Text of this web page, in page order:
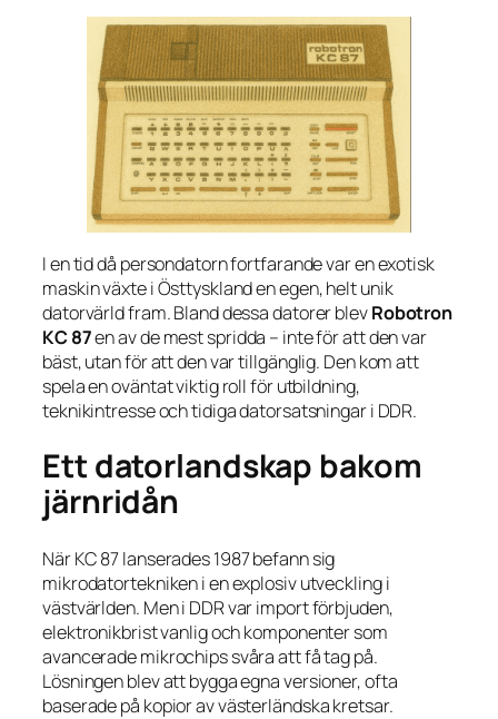
I en tid då persondatorn fortfarande var en exotisk
maskin växte i Östtyskland en egen, helt unik
datorvärld fram. Bland dessa datorer blevRobotron
KC 87en av de mest spridda – inte för att den var
bäst, utan för att den vartillgänglig. Den kom att
spela en oväntat viktig roll för utbildning,
teknikintresse och tidiga datorsatsningar i DDR.
Ett datorlandskap bakom
järnridån
När KC 87 lanserades 1987 befann sig
mikrodatortekniken i en explosiv utveckling i
västvärlden. Men i DDR var import förbjuden,
elektronikbrist vanlig och komponenter som
avancerade mikrochips svåra att få tag på.
Lösningen blev att bygga egna versioner, ofta
baserade på kopior av västerländska kretsar.